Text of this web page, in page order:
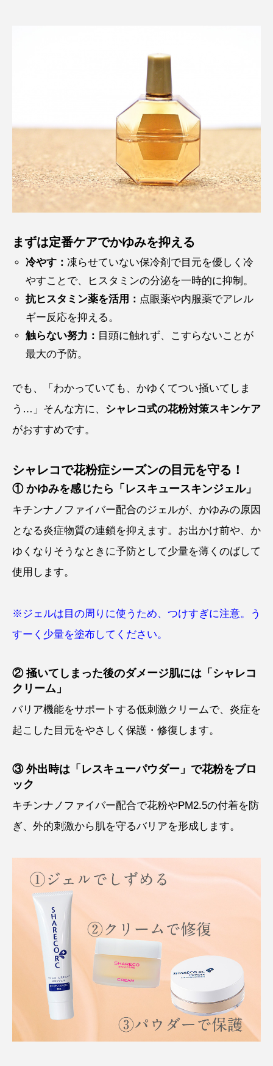
まずは定番ケアでかゆみを抑える
冷やす：凍らせていない保冷剤で目元を優しく冷
やすことで、ヒスタミンの分泌を一時的に抑制。
抗ヒスタミン薬を活用： 点眼薬や内服薬でアレル
ギー反応を抑える。
触らない努力： 目頭に触れず、こすらないことが
最大の予防。
でも、「わかっていても、かゆくてつい掻いてしま
う…」そんな方に、 シャレコ式の花粉対策スキンケア
がおすすめです。
シャレコで花粉症シーズンの目元を守る！
① かゆみを感じたら「レスキュースキンジェル」
キチンナノファイバー配合のジェルが、かゆみの原因
となる炎症物質の連鎖を抑えます。お出かけ前や、か
ゆくなりそうなときに予防として少量を薄くのばして
使用します。
※ジェルは目の周りに使うため、つけすぎに注意。う
すーく少量を塗布してください。
② 掻いてしまった後のダメージ肌には「シャレコ
クリーム」
バリア機能をサポートする低刺激クリームで、炎症を
起こした目元をやさしく保護・修復します。
③ 外出時は「レスキューパウダー」で花粉をブロ
ック
キチンナノファイバー配合で花粉やPM2.5の付着を防
ぎ、外的刺激から肌を守るバリアを形成します。